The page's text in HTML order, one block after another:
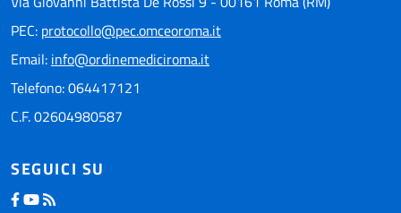
PEC: protocollo@pec.omceoroma.it
Email: info@ordinemediciroma.it
Telefono: 064417121
C.F. 02604980587
SEGUICI SU